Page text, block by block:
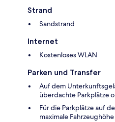
Strand
Sandstrand
Internet
Kostenloses WLAN
Parken und Transfer
Auf dem
überdachte Parkplätze
Für die Parkplätze auf
maximale Fahrzeughöhe